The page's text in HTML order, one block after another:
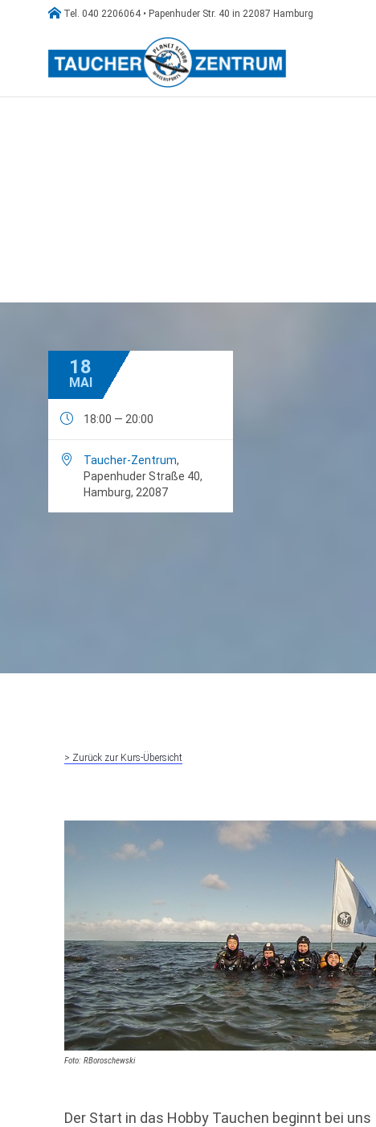
 Tel. 040 2206064 • Papenhuder Str. 40 in 22087 Hamburg
18
MAI
 18:00 — 20:00
 Taucher-Zentrum,
Papenhuder Straße 40,
Hamburg, 22087
> Zurück zur Kurs-Übersicht
Foto: RBoroschewski
Der Start in das Hobby Tauchen beginnt bei uns